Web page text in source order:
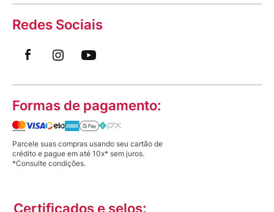
Redes Sociais
Formas de pagamento:
Parcele suas compras usando seu cartão de
crédito e pague em até 10x* sem juros.
*Consulte condições.
Certificados e selos: